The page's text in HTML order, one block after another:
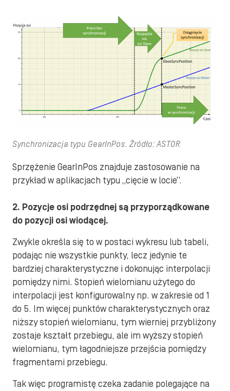
Synchronizacja typu GearInPos. Źródło: ASTOR
Sprzężenie GearInPos znajduje zastosowanie na
przykład w aplikacjach typu „cięcie w locie”.
2. Pozycje osi podrzędnej są przyporządkowane
do pozycji osi wiodącej.
Zwykle określa się to w postaci wykresu lub tabeli,
podając nie wszystkie punkty, lecz jedynie te
bardziej charakterystyczne i dokonując interpolacji
pomiędzy nimi. Stopień wielomianu użytego do
interpolacji jest konfigurowalny np. w zakresie od 1
do 5. Im więcej punktów charakterystycznych oraz
niższy stopień wielomianu, tym wierniej przybliżony
zostaje kształt przebiegu, ale im wyższy stopień
wielomianu, tym łagodniejsze przejścia pomiędzy
fragmentami przebiegu.
Tak więc programistę czeka zadanie polegające na